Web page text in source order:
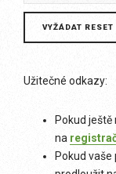
Užitečné odkazy:
Pokud
na
Pokud